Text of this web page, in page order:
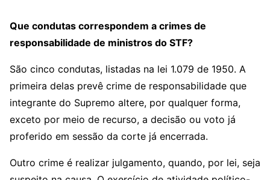
Que condutas correspondem a crimes de
responsabilidade de ministros do STF?
São cinco condutas, listadas na lei 1.079 de 1950. A
primeira delas prevê crime de responsabilidade que
integrante do Supremo altere, por qualquer forma,
exceto por meio de recurso, a decisão ou voto já
proferido em sessão da corte já encerrada.
Outro crime é realizar julgamento, quando, por lei, seja